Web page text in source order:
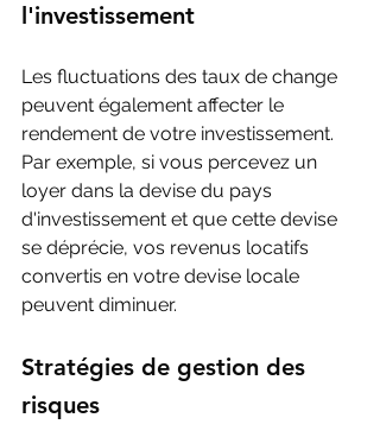
l'investissement
Les fluctuations des taux de change
peuvent également affecter le
rendement de votre investissement.
Par exemple, si vous percevez un
loyer dans la devise du pays
d'investissement et que cette devise
se déprécie, vos revenus locatifs
convertis en votre devise locale
peuvent diminuer.
Stratégies de gestion des
risques